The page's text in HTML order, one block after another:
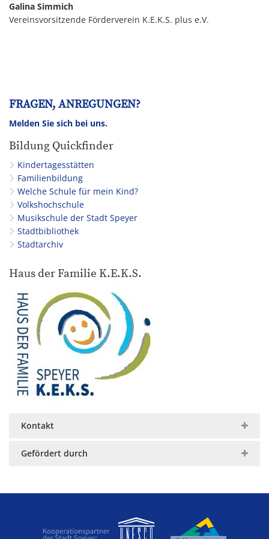
Galina Simmich
Vereinsvorsitzende Förderverein K.E.K.S. plus e.V.
FRAGEN, ANREGUNGEN?
Melden Sie sich bei uns.
Bildung Quickfinder
Kindertagesstätten
Familienbildung
Welche Schule für mein Kind?
Volkshochschule
Musikschule der Stadt Speyer
Stadtbibliothek
Stadtarchiv
Haus der Familie K.E.K.S.
Kontakt
Gefördert durch